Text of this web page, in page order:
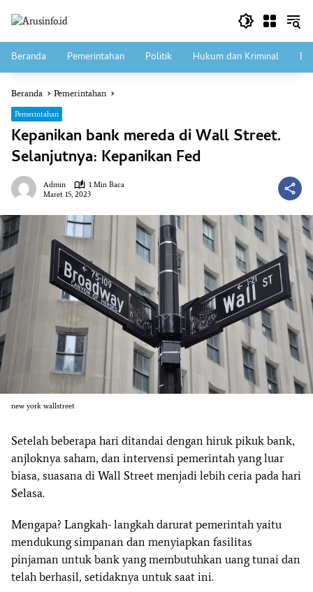
Beranda Pemerintahan Politik Hukum dan Kriminal
Beranda Pemerintahan
Pemerintahan
Kepanikan bank mereda di Wall Street.
Selanjutnya: Kepanikan Fed
Admin
1 Min Baca
Maret 15, 2023
new york wallstreet
Setelah beberapa hari ditandai dengan hiruk pikuk bank,
anjloknya saham, dan intervensi pemerintah yang luar
biasa, suasana di Wall Street menjadi lebih ceria pada hari
Selasa.
Mengapa? Langkah- langkah darurat pemerintah yaitu
mendukung simpanan dan menyiapkan fasilitas
pinjaman untuk bank yang membutuhkan uang tunai dan
telah berhasil, setidaknya untuk saat ini.